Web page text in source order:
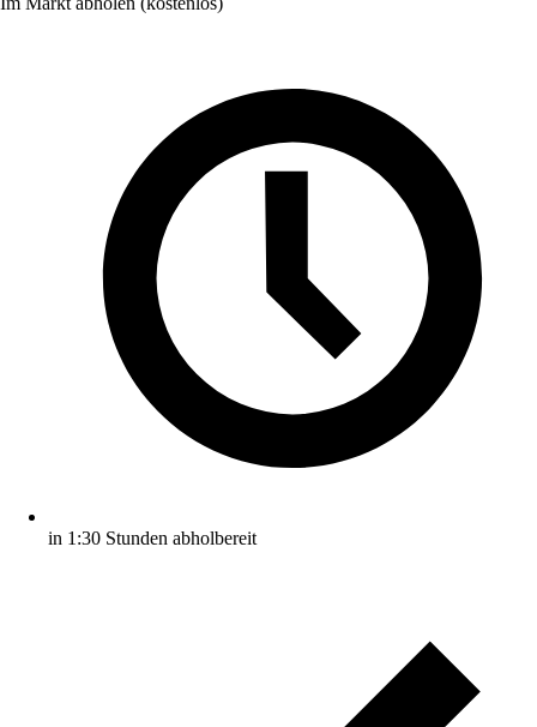
in 1:30 Stunden abholbereit